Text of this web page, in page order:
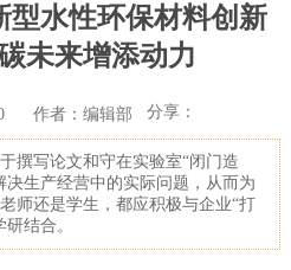
型水性环保材料创新
未来增添动力
作者：编辑部 分享：
撰写论文和守在实验室“闭门造
生产经营中的实际问题，从而为
师还是学生，都应积极与企业“打
结合。